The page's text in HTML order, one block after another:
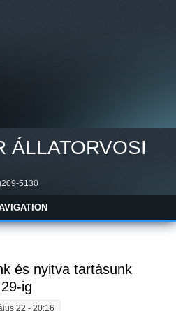
ÁLLATORVOSI
5130
és nyitva tartásunk
ig
22 - 20:16